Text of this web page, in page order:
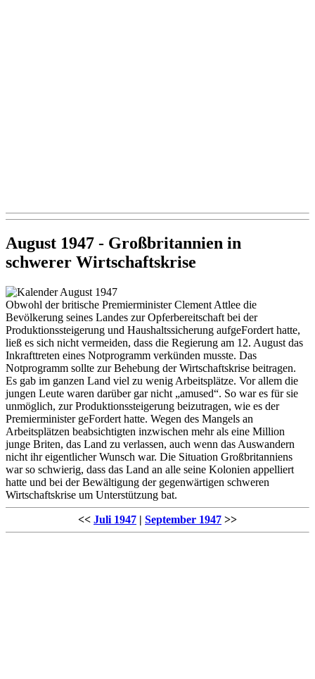
August 1947 - Großbritannien in
schwerer Wirtschaftskrise
Obwohl der britische Premierminister Clement Attlee die
Bevölkerung seines Landes zur Opferbereitschaft bei der
Produktionssteigerung und Haushaltssicherung aufgeFordert hatte,
ließ es sich nicht vermeiden, dass die Regierung am 12. August das
Inkrafttreten eines Notprogramm verkünden musste. Das
Notprogramm sollte zur Behebung der Wirtschaftskrise beitragen.
Es gab im ganzen Land viel zu wenig Arbeitsplätze. Vor allem die
jungen Leute waren darüber gar nicht „amused“. So war es für sie
unmöglich, zur Produktionssteigerung beizutragen, wie es der
Premierminister geFordert hatte. Wegen des Mangels an
Arbeitsplätzen beabsichtigten inzwischen mehr als eine Million
junge Briten, das Land zu verlassen, auch wenn das Auswandern
nicht ihr eigentlicher Wunsch war. Die Situation Großbritanniens
war so schwierig, dass das Land an alle seine Kolonien appelliert
hatte und bei der Bewältigung der gegenwärtigen schweren
Wirtschaftskrise um Unterstützung bat.
<< Juli 1947 | September 1947 >>